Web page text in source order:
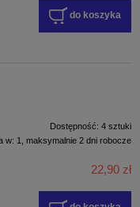
do koszyka
Dostępność: 4 sztuki
w: 1, maksymalnie 2 dni robocze
22,90 zł